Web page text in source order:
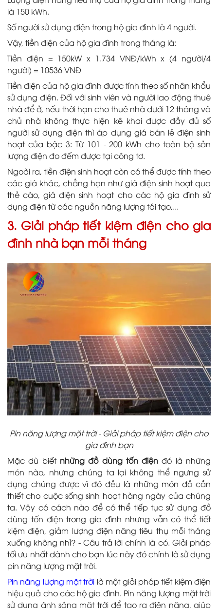
là 150 kWh.
Số người sử dụng điện trong hộ gia đình là 4 người.
Vậy, tiền điện của hộ gia đình trong tháng là:
Tiền điện = 150kW x 1.734 VNĐ/kWh x (4 người/4
người) = 10536 VNĐ
Tiền điện của hộ gia đình được tính theo số nhân khẩu
sử dụng điện. Đối với sinh viên và người lao động thuê
nhà để ở, nếu thời hạn cho thuê nhà dưới 12 tháng và
chủ nhà không thực hiện kê khai được đầy đủ số
người sử dụng điện thì áp dụng giá bán lẻ điện sinh
hoạt của bậc 3: Từ 101 - 200 kWh cho toàn bộ sản
lượng điện đo đếm được tại công tơ.
Ngoài ra, tiền điện sinh hoạt còn có thể được tính theo
các giá khác, chẳng hạn như giá điện sinh hoạt qua
thẻ cào, giá điện sinh hoạt cho các hộ gia đình sử
dụng điện từ các nguồn năng lượng tái tạo,...
3. Giải pháp tiết kiệm điện cho gia
đình nhà bạn mỗi tháng
Pin năng lượng mặt trời - Giải pháp tiết kiệm điện cho
gia đình bạn
Mặc dù biết những đồ dùng tốn điện đó là những
món nào, nhưng chúng ta lại không thể ngưng sử
dụng chúng được vì đó đều là những món đồ cần
thiết cho cuộc sống sinh hoạt hàng ngày của chúng
ta. Vậy có cách nào để có thể tiếp tục sử dụng đồ
dùng tốn điện trong gia đình nhưng vẫn có thể tiết
kiệm điện, giảm lượng điện năng tiêu thụ mỗi tháng
xuống không nhỉ? - Câu trả lời chính là có. Giải pháp
tối ưu nhất dành cho bạn lúc này đó chính là sử dụng
pin năng lượng mặt trời.
Pin năng lượng mặt trời là một giải pháp tiết kiệm điện
hiệu quả cho các hộ gia đình. Pin năng lượng mặt trời
sử dụng ánh sáng mặt trời để tạo ra điện năng, giúp